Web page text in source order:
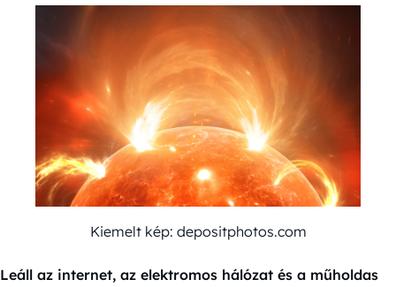
Kiemelt kép: depositphotos.com
Leáll az internet, az elektromos hálózat és a műholdas